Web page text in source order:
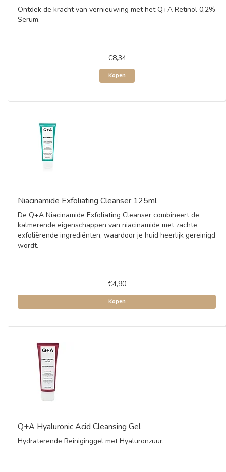
Ontdek de kracht van vernieuwing met het Q+A Retinol 0,2%
Serum.
€8,34
Kopen
Niacinamide Exfoliating Cleanser 125ml
De Q+A Niacinamide Exfoliating Cleanser combineert de
kalmerende eigenschappen van niacinamide met zachte
exfoliërende ingrediënten, waardoor je huid heerlijk gereinigd
wordt.
€4,90
Kopen
Q+A Hyaluronic Acid Cleansing Gel
Hydraterende Reiniginggel met Hyaluronzuur.